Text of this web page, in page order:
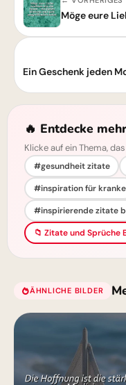
🔥 Entdecke
Klicke auf ein Thema,
#gesundheit zitate
#inspiration für kranke
#inspirierende zitate
📁 Zitate und Sprüche
ÄHNLICHE BILDER